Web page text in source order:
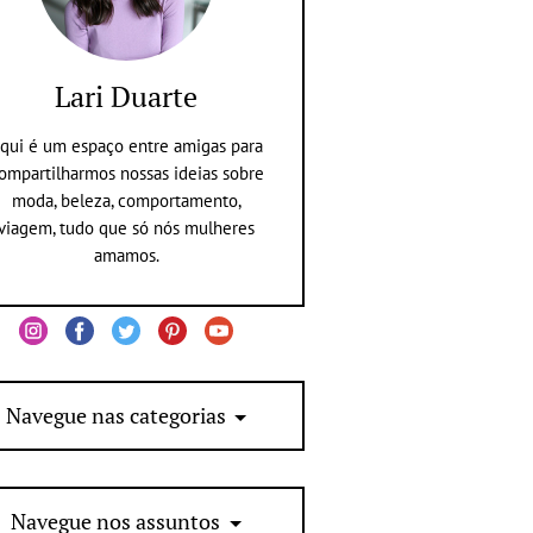
Lari Duarte
é um espaço entre amigas para
nossas ideias sobre
moda, beleza, comportamento,
tudo que só nós mulheres
amamos.
Navegue nas categorias
Navegue nos assuntos